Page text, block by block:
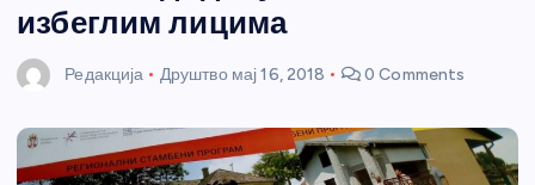
и портал
избеглим лицима
Редакција Друштво мај 16, 2018 0 Comments